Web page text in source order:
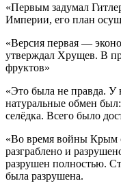
«Первым задумал
Империи, его план
«Версия первая —
утверждал Хрущев. В
фруктов»
«Это была не правда. У
натуральные обмен
селёдка. Всего было
«Во время войны Крым
разграблено и
разрушен полностью.
была разрушена.